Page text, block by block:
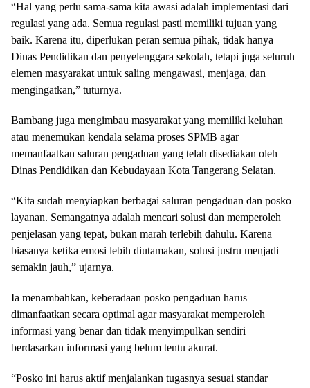
“Hal yang perlu sama-sama kita awasi adalah implementasi dari
regulasi yang ada. Semua regulasi pasti memiliki tujuan yang
baik. Karena itu, diperlukan peran semua pihak, tidak hanya
Dinas Pendidikan dan penyelenggara sekolah, tetapi juga seluruh
elemen masyarakat untuk saling mengawasi, menjaga, dan
mengingatkan,” tuturnya.
Bambang juga mengimbau masyarakat yang memiliki keluhan
atau menemukan kendala selama proses SPMB agar
memanfaatkan saluran pengaduan yang telah disediakan oleh
Dinas Pendidikan dan Kebudayaan Kota Tangerang Selatan.
“Kita sudah menyiapkan berbagai saluran pengaduan dan posko
layanan. Semangatnya adalah mencari solusi dan memperoleh
penjelasan yang tepat, bukan marah terlebih dahulu. Karena
biasanya ketika emosi lebih diutamakan, solusi justru menjadi
semakin jauh,” ujarnya.
Ia menambahkan, keberadaan posko pengaduan harus
dimanfaatkan secara optimal agar masyarakat memperoleh
informasi yang benar dan tidak menyimpulkan sendiri
berdasarkan informasi yang belum tentu akurat.
“Posko ini harus aktif menjalankan tugasnya sesuai standar